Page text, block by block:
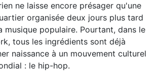
ne laisse encore présager qu'une
organisée deux jours plus tard
musique populaire. Pourtant, dans le
tous les ingrédients sont déjà
naissance à un mouvement culturel
: le hip-hop.